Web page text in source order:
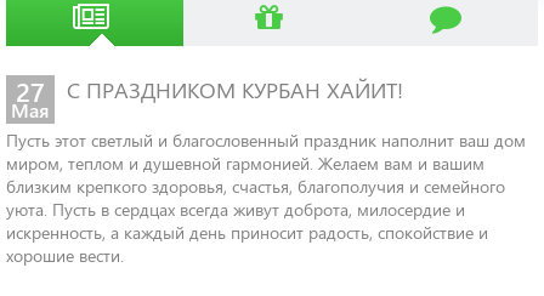
27
Мая
С ПРАЗДНИКОМ КУРБАН ХАЙИТ!
Пусть этот светлый и благословенный праздник наполнит ваш дом
миром, теплом и душевной гармонией. Желаем вам и вашим
близким крепкого здоровья, счастья, благополучия и семейного
уюта. Пусть в сердцах всегда живут доброта, милосердие и
искренность, а каждый день приносит радость, спокойствие и
хорошие вести.